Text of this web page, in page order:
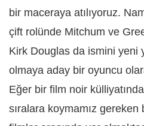
bir maceraya atılıyoruz.
çift rolünde Mitchum ve
Kirk Douglas da ismini yeni
olmaya aday bir oyuncu
Eğer bir film noir
sıralara koymamız